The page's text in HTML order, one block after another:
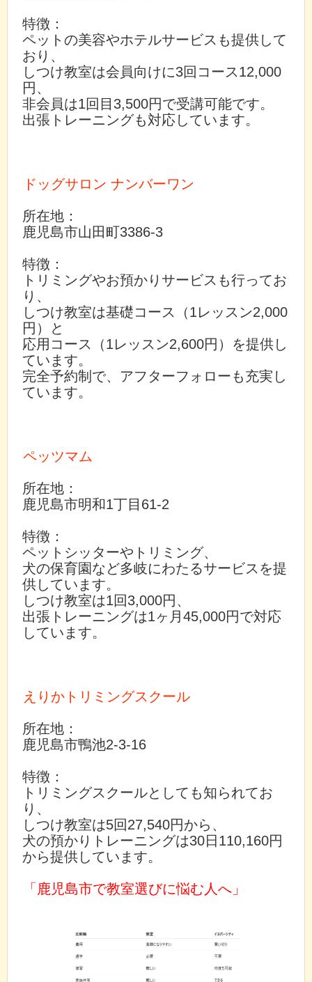
特徴：
ペットの美容やホテルサービスも提供して
おり、
しつけ教室は会員向けに3回コース12,000
円、
非会員は1回目3,500円で受講可能です。
出張トレーニングも対応しています。
ドッグサロン ナンバーワン
所在地：
鹿児島市山田町3386-3
特徴：
トリミングやお預かりサービスも行ってお
り、
しつけ教室は基礎コース（1レッスン2,000
円）と
応用コース（1レッスン2,600円）を提供し
ています。
完全予約制で、アフターフォローも充実し
ています。
ペッツマム
所在地：
鹿児島市明和1丁目61-2
特徴：
ペットシッターやトリミング、
犬の保育園など多岐にわたるサービスを提
供しています。
しつけ教室は1回3,000円、
出張トレーニングは1ヶ月45,000円で対応
しています。
えりかトリミングスクール
所在地：
鹿児島市鴨池2-3-16
特徴：
トリミングスクールとしても知られてお
り、
しつけ教室は5回27,540円から、
犬の預かりトレーニングは30日110,160円
から提供しています。
「鹿児島市で教室選びに悩む人へ」